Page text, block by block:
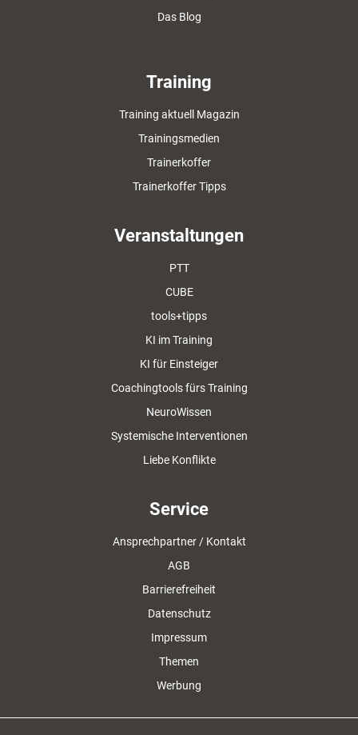
Das Blog
Training
Training aktuell Magazin
Trainingsmedien
Trainerkoffer
Trainerkoffer Tipps
Veranstaltungen
PTT
CUBE
tools+tipps
KI im Training
KI für Einsteiger
Coachingtools fürs Training
NeuroWissen
Systemische Interventionen
Liebe Konflikte
Service
Ansprechpartner / Kontakt
AGB
Barrierefreiheit
Datenschutz
Impressum
Themen
Werbung